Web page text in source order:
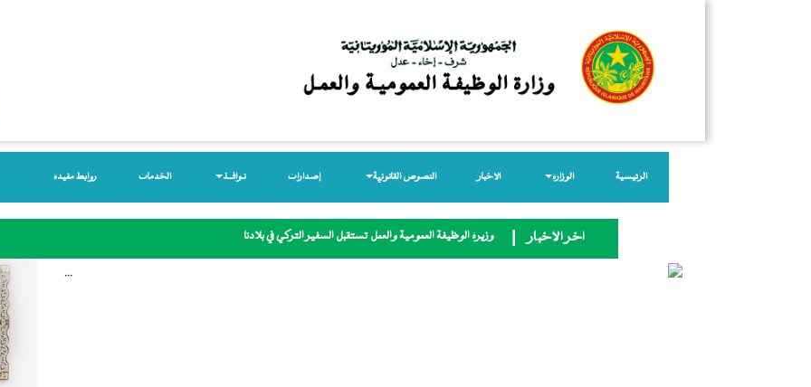
الرئيسية الوزارة الأخبار النصوص القانونیة إصدارات نـوافــذ الخدمات روابط مفيدة
آخر الأخبار وزيرة الوظيفة العمومية والعمل تستقبل السفير التركي في بلادنا